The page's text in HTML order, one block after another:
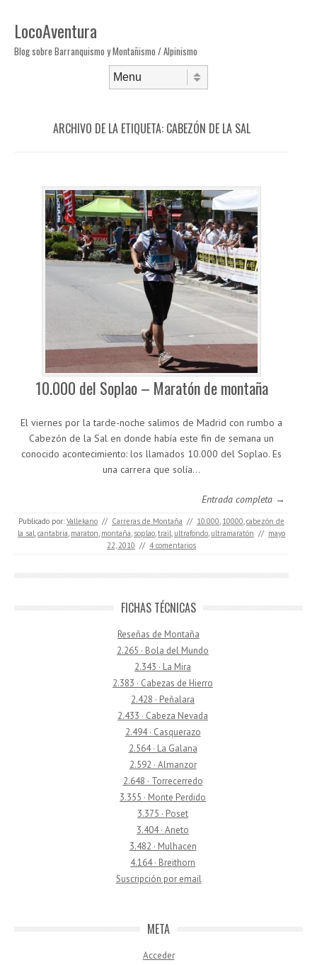
LocoAventura
Blog sobre Barranquismo y Montañismo / Alpinismo
ARCHIVO DE LA ETIQUETA: CABEZÓN DE LA SAL
10.000 del Soplao – Maratón de montaña
El viernes por la tarde-noche salimos de Madrid con rumbo a
Cabezón de la Sal en donde había este fin de semana un
conocido acontecimiento: los llamados 10.000 del Soplao. Es
una carrera que solía…
Entrada completa →
Publicado por: Vallekano // Carreras de Montaña // 10.000, 10000,cabezón de
la sal,cantabria, maraton, montaña, soplao,trail, ultrafondo, ultramaratón // mayo
22, 2010 // 4 comentarios
FICHAS TÉCNICAS
Reseñas de Montaña
2.265 · Bola del Mundo
2.343 · La Mira
2.383 · Cabezas de Hierro
2.428 · Peñalara
2.433 · Cabeza Nevada
2.494 · Casquerazo
2.564 · La Galana
2.592 · Almanzor
2.648 · Torrecerredo
3.355 · Monte Perdido
3.375 · Poset
3.404 · Aneto
3.482 · Mulhacen
4.164 · Breithorn
Suscripción por email
META
Acceder